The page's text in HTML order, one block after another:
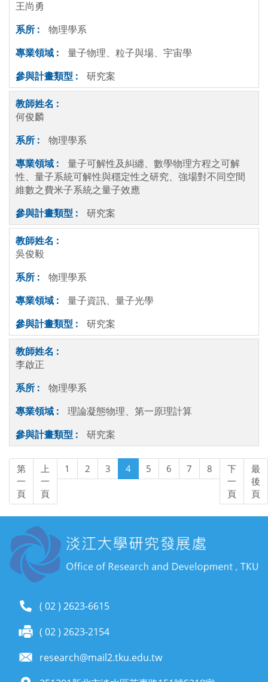
王尚勇
物理學系
量子物理、粒子與場、宇宙學
研究案
何俊麟
物理學系
量子可解性及糾纏、數學物理方程之可解
性、量子系統可解性與穩定性之研究、強場對不同空間
維數之費米子系統之量子效應
研究案
吳俊毅
物理學系
量子資訊、量子光學
研究案
李啟正
物理學系
理論凝態物理、第一原理計算
研究案
第
一
頁
上
一
頁
1 2 3 4 5 6 7 8
下
一
頁
最
後
頁
( 02 ) 2623-6615
( 02 ) 2623-2154
research@mail2.tku.edu.tw